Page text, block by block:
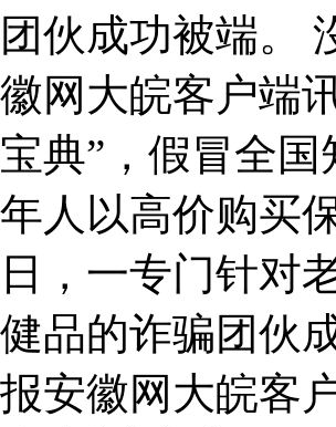
团伙成功被端。
徽网大皖客户端
宝典”，假冒全
年人以高价购买
日，一专门针对
健品的诈骗团伙
报安徽网大皖客